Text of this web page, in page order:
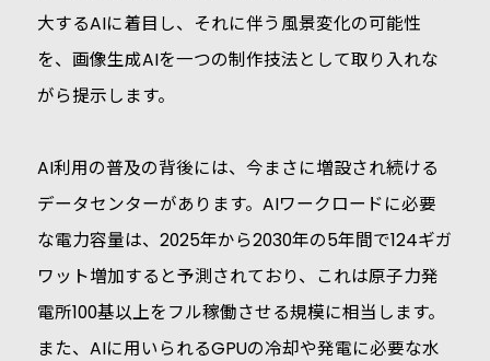
大するAIに着目し、それに伴う風景変化の可能性
を、画像生成AIを一つの制作技法として取り入れな
がら提示します。
AI利用の普及の背後には、今まさに増設され続ける
データセンターがあります。AIワークロードに必要
な電力容量は、2025年から2030年の5年間で124ギガ
ワット増加すると予測されており、これは原子力発
電所100基以上をフル稼働させる規模に相当します。
また、AIに用いられるGPUの冷却や発電に必要な水